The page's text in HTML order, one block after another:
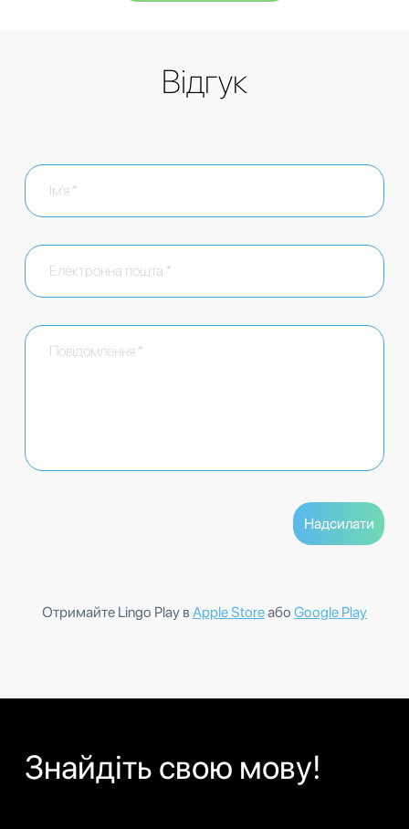
Відгук
Отримайте Lingo Play в Apple Storeабо Google Play
Знайдіть свою мову!